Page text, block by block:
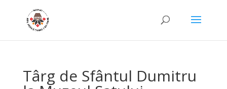
Târg de Sfântul Dumitru